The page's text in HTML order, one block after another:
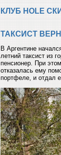
КЛУБ HOLE
ТАКСИСТ
В Аргентине
летний таксист из
пенсионер. При
отказалась ему
портфеле, и отдал